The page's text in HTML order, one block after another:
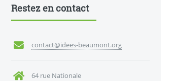
Restez en contact
contact@idees-beaumont.org
64 rue Nationale